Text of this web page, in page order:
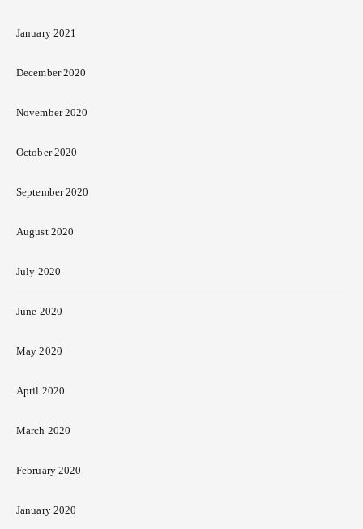
January 2021
December 2020
November 2020
October 2020
September 2020
August 2020
July 2020
June 2020
May 2020
April 2020
March 2020
February 2020
January 2020